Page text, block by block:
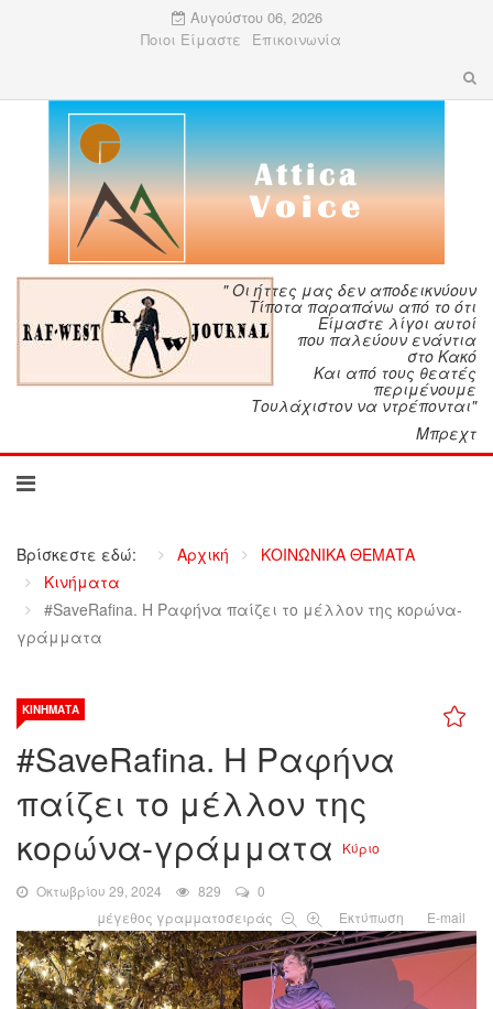
Αυγούστου 06, 2026
Ποιοι Είμαστε
Επικοινωνία
" Οι ήττες μας δεν αποδεικνύουν
Τίποτα παραπάνω από το ότι
Είμαστε λίγοι αυτοί
που παλεύουν ενάντια
στο Κακό
Και από τους θεατές
περιμένουμε
Τουλάχιστον να ντρέπονται"
Μπρεχτ
Βρίσκεστε εδώ: Αρχική
ΚΟΙΝΩΝΙΚΑ ΘΕΜΑΤΑ
Κινήματα
#SaveRafina. Η Ραφήνα παίζει το μέλλον της κορώνα-
γράμματα
ΚΙΝΉΜΑΤΑ
#SaveRafina. Η Ραφήνα
παίζει το μέλλον της
κορώνα-γράμματα
Κύριο
Οκτωβρίου 29, 2024 829
0
μέγεθος γραμματοσειράς
Εκτύπωση E-mail